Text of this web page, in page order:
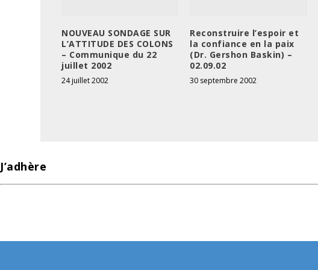
NOUVEAU SONDAGE SUR
L’ATTITUDE DES COLONS
– Communique du 22
juillet 2002
24 juillet 2002
Reconstruire l’espoir et
la confiance en la paix
(Dr. Gershon Baskin) –
02.09.02
30 septembre 2002
J’adhère